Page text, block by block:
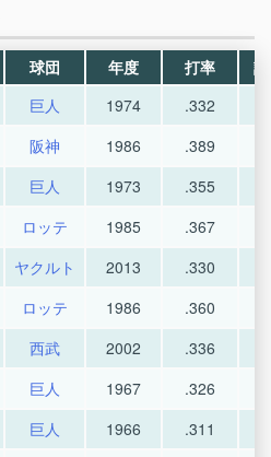
球団 年度 打率
巨人 1974
.332
阪神 1986
.389
巨人 1973
.355
ロッテ 1985
.367
ヤクルト 2013
.330
ロッテ 1986
.360
西武 2002
.336
巨人 1967
.326
巨人 1966
.311